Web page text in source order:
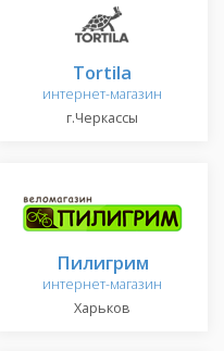
Tortila
интернет-магазин
г.Черкассы
Пилигрим
интернет-магазин
Харьков